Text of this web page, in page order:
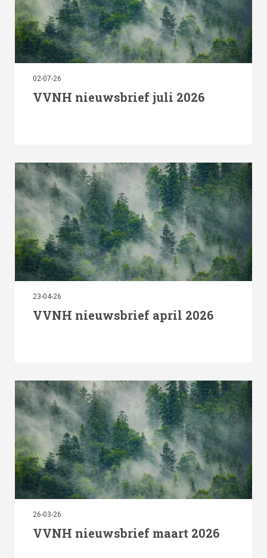
02-07-26
VVNH nieuwsbrief juli 2026
23-04-26
VVNH nieuwsbrief april 2026
26-03-26
VVNH nieuwsbrief maart 2026